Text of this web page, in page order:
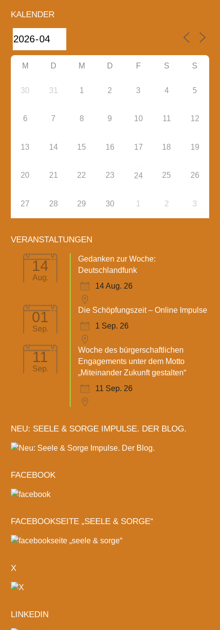
KALENDER
M D M D F S S
30 31 1 2 3 4 5
6 7 8 9 10 11 12
13 14 15 16 17 18 19
20 21 22 23 24 25 26
27 28 29 30 1 2 3
VERANSTALTUNGEN
14
Aug.
Gedanken zur Woche:
Deutschlandfunk
14 Aug. 26
01
Sep.
Die Schöpfungszeit – Online Impulse
1 Sep. 26
11
Sep.
Woche des bürgerschaftlichen
Engagements unter dem Motto
„Miteinander Zukunft gestalten“
11 Sep. 26
NEU: SEELE & SORGE IMPULSE. DER BLOG.
FACEBOOK
FACEBOOKSEITE „SEELE & SORGE“
X
LINKEDIN